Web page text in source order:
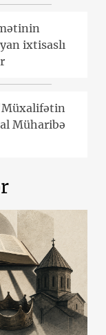
ixtisaslı
Müharibə